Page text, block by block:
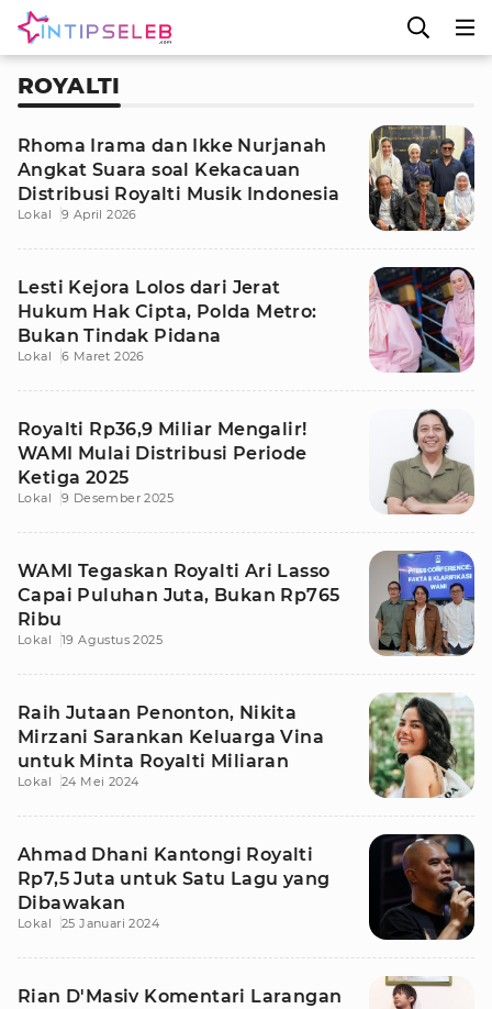
ROYALTI
Rhoma Irama dan Ikke Nurjanah
Angkat Suara soal Kekacauan
Distribusi Royalti Musik Indonesia
Lokal 9 April 2026
Lesti Kejora Lolos dari Jerat
Hukum Hak Cipta, Polda Metro:
Bukan Tindak Pidana
Lokal 6 Maret 2026
Royalti Rp36,9 Miliar Mengalir!
WAMI Mulai Distribusi Periode
Ketiga 2025
Lokal 9 Desember 2025
WAMI Tegaskan Royalti Ari Lasso
Capai Puluhan Juta, Bukan Rp765
Ribu
Lokal 19 Agustus 2025
Raih Jutaan Penonton, Nikita
Mirzani Sarankan Keluarga Vina
untuk Minta Royalti Miliaran
Lokal 24 Mei 2024
Ahmad Dhani Kantongi Royalti
Rp7,5 Juta untuk Satu Lagu yang
Dibawakan
Lokal 25 Januari 2024
Rian D'Masiv Komentari Larangan